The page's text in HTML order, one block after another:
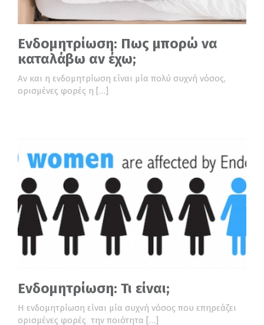
Ενδομητρίωση: Πως μπορώ να
καταλάβω αν έχω;
Αν και η ενδομητρίωση είναι μία πολύ συχνή νόσος,
ορισμένες φορές η […]
Ενδομητρίωση: Τι είναι;
Η ενδομητρίωση είναι μία συχνή νόσος που επηρεάζει
ορισμένες φορές την ποιότητα […]